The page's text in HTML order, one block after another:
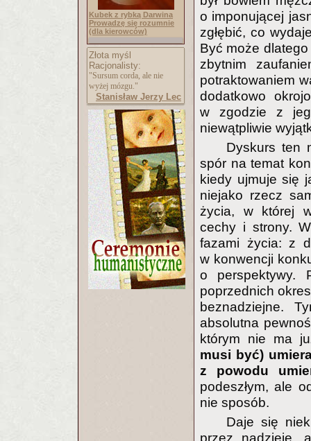
Kubek z rybką Darwina
Prowadzę się rozumnie
(dla kierowców)
Złota myśl
Racjonalisty:
"Sursum corda, ale nie
wyżej mózgu."
Stanisław Jerzy Lec
o imponującej
zgłębić, co
Być może
zbytnim
potraktowaniem
dodatkowo
w zgodzie z
niewątpliwie
Dyskurs ten
spór na temat
kiedy ujmuje się
niejako rzecz
życia, w której
cechy i strony.
fazami życia: z
w konwencji
o perspektywy.
poprzednich
beznadziejne.
absolutna
którym nie ma
musi być)
z powodu
podeszłym, ale
nie sposób.
Daje się
przez nadzieję,